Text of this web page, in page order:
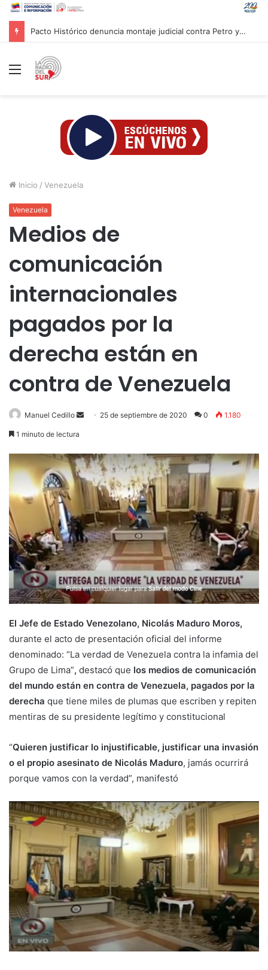
Pacto Histórico denuncia montaje judicial contra Petro y Cepeda
Menú
Inicio / Venezuela
Venezuela
Medios de
comunicación
internacionales
pagados por la
derecha están en
contra de Venezuela
Manuel Cedillo
Send 25 de septiembre de 2020 0 1.180
1 minuto de lectura
El Jefe de Estado Venezolano, Nicolás Maduro Moros,
durante el acto de presentación oficial del informe
denominado: “La verdad de Venezuela contra la infamia del
Grupo de Lima”, destacó que los medios de comunicación
del mundo están en contra de Venezuela, pagados por la
derecha que tiene miles de plumas que escriben y repiten
mentiras de su presidente legítimo y constitucional
“Quieren justificar lo injustificable, justificar una invasión
o el propio asesinato de Nicolás Maduro, jamás ocurrirá
porque vamos con la verdad”, manifestó